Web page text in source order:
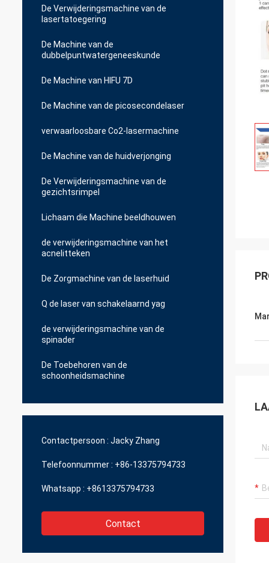
De Verwijderingsmachine van de
lasertatoegering
De Machine van de
dubbelpuntwatergeneeskunde
De Machine van HIFU 7D
De Machine van de picosecondelaser
verwaarloosbare Co2-lasermachine
De Machine van de huidverjonging
De Verwijderingsmachine van de
gezichtsrimpel
Lichaam die Machine beeldhouwen
de verwijderingsmachine van het
acnelitteken
De Zorgmachine van de laserhuid
Q de laser van schakelaarnd yag
de verwijderingsmachine van de
spinader
De Toebehoren van de
schoonheidsmachine
Contactpersoon : Jacky Zhang
Telefoonnummer : +86-13375794733
Whatsapp : +8613375794733
Contact